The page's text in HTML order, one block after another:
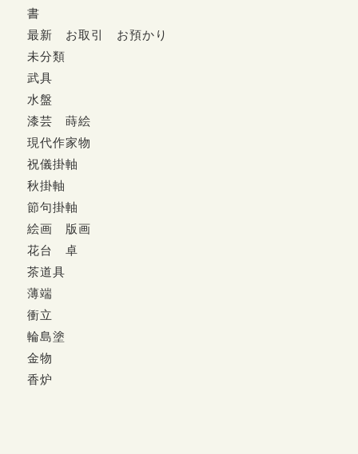
書
最新 お取引 お預かり
未分類
武具
水盤
漆芸 蒔絵
現代作家物
祝儀掛軸
秋掛軸
節句掛軸
絵画 版画
花台 卓
茶道具
薄端
衝立
輪島塗
金物
香炉